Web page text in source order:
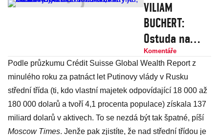
VILIAM
BUCHERT:
Ostuda na
Hradě: Přijel
Rus Jakunin,
který je na
sankčním
seznamu kvůli
Krymu, Zeman
Komentáře
Podle průzkumu Crédit Suisse Global Wealth Report z
minulého roku za patnáct let Putinovy vlády v Rusku
střední třída (ti, kdo vlastní majetek odpovídající 18 000 až
180 000 dolarů a tvoří 4,1 procenta populace) získala 137
miliard dolarů v aktivech. To se nezdá být tak špatné, píší
Moscow Times. Jenže pak zjistíte, že nad střední třídou je